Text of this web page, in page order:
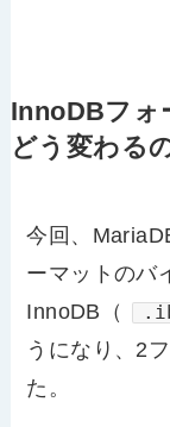
InnoDBフォ
どう変わる
今回、
ーマットのバ
InnoDB（
うになり、2
た。